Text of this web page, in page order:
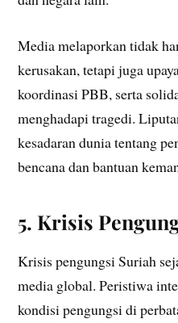
Media melaporkan tidak
kerusakan, tetapi juga
koordinasi PBB, serta
menghadapi tragedi.
kesadaran dunia tentang
bencana dan bantuan
5. Krisis
Krisis pengungsi Suriah
media global. Peristiwa
kondisi pengungsi di